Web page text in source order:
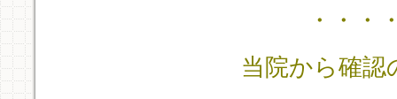
・・・
当院から確